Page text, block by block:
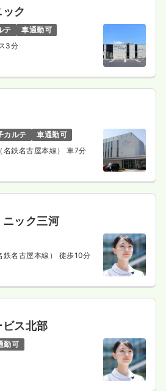
ク
テ
車通勤可
3分
カルテ
車通勤可
名鉄名古屋本線） 車7分
ック三河
鉄名古屋本線） 徒歩10分
ス北部
勤可